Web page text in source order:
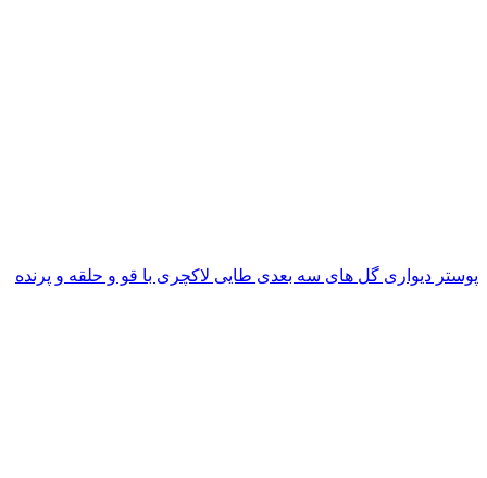
پوستر دیواری گل های سه بعدی طایی لاکچری با قو و حلقه و پرنده